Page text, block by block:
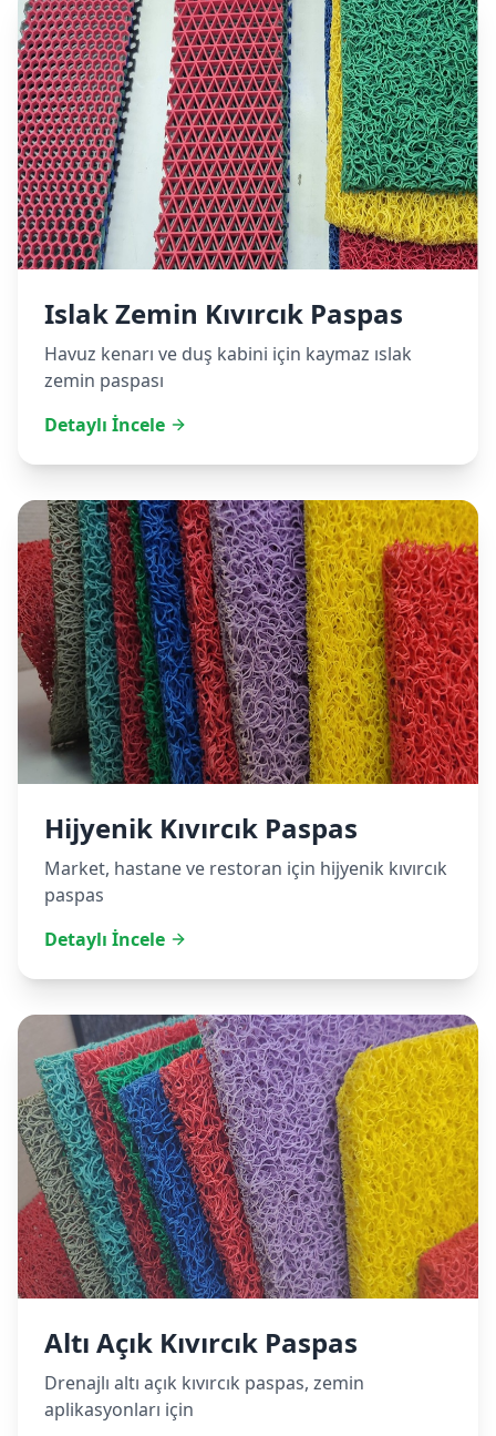
Islak Zemin Kıvırcık Paspas
Havuz kenarı ve duş kabini için kaymaz ıslak
zemin paspası
Detaylı İncele
Hijyenik Kıvırcık Paspas
Market, hastane ve restoran için hijyenik kıvırcık
paspas
Detaylı İncele
Altı Açık Kıvırcık Paspas
Drenajlı altı açık kıvırcık paspas, zemin
aplikasyonları için